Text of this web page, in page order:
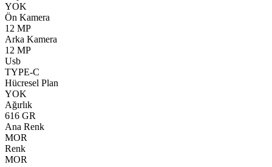
YOK
Ön Kamera
12 MP
Arka Kamera
12 MP
Usb
TYPE-C
Hücresel Plan
YOK
Ağırlık
616 GR
Ana Renk
MOR
Renk
MOR